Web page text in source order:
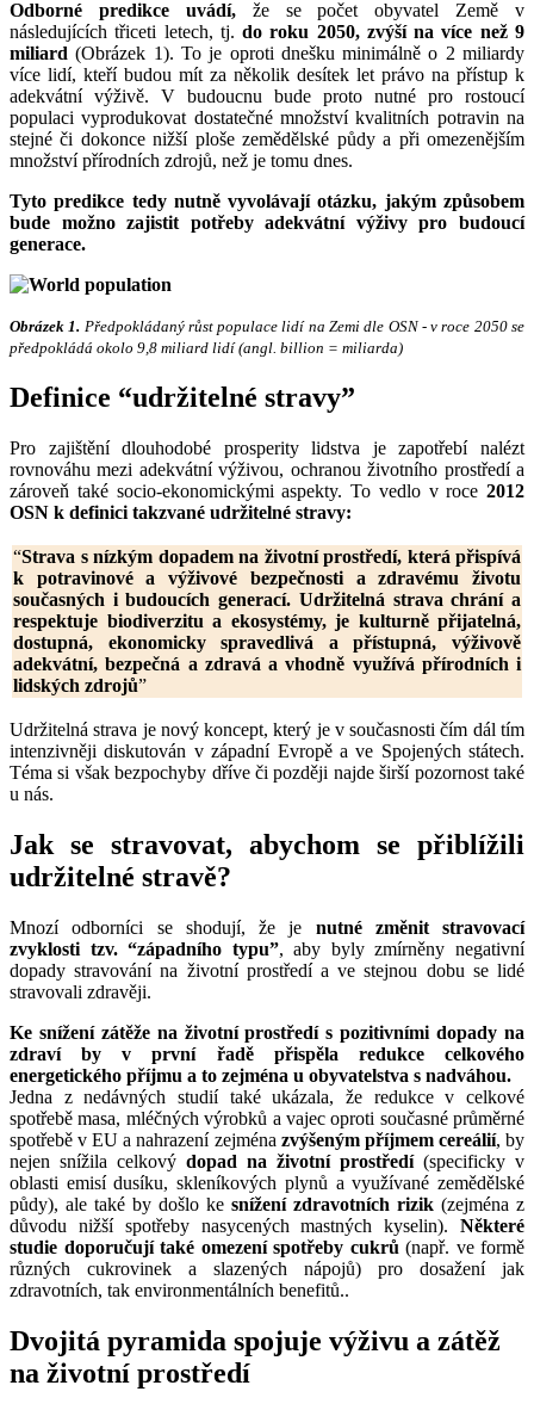
Odborné predikce uvádí,že se počet obyvatel Země v
následujících třiceti letech, tj.do roku 2050, zvýší na více než 9
miliard (Obrázek 1). To je oproti dnešku minimálně o 2 miliardy
více lidí, kteří budou mít za několik desítek let právo na přístup k
adekvátní výživě. V budoucnu bude proto nutné pro rostoucí
populaci vyprodukovat dostatečné množství kvalitních potravin na
stejné či dokonce nižší ploše zemědělské půdy a při omezenějším
množství přírodních zdrojů, než je tomu dnes.
Tyto predikce tedy nutně vyvolávají otázku, jakým způsobem
bude možno zajistit potřeby adekvátní výživy pro budoucí
generace.
Obrázek 1. Předpokládaný růst populace lidí na Zemi dle OSN - v roce 2050 se
předpokládá okolo 9,8 miliard lidí (angl. billion = miliarda)
Definice “udržitelné stravy”
Pro zajištění dlouhodobé prosperity lidstva je zapotřebí nalézt
rovnováhu mezi adekvátní výživou, ochranou životního prostředí a
zároveň také socio-ekonomickými aspekty. To vedlo v roce 2012
OSN k definici takzvané udržitelné stravy:
“Strava s nízkým dopadem na životní prostředí, která přispívá
k potravinové a výživové bezpečnosti a zdravému životu
současných i budoucích generací. Udržitelná strava chrání a
respektuje biodiverzitu a ekosystémy, je kulturně přijatelná,
dostupná, ekonomicky spravedlivá a přístupná, výživově
adekvátní, bezpečná a zdravá a vhodně využívá přírodních i
lidských zdrojů”
Udržitelná strava je nový koncept, který je v současnosti čím dál tím
intenzivněji diskutován v západní Evropě a ve Spojených státech.
Téma si však bezpochyby dříve či později najde širší pozornost také
u nás.
Jak se stravovat, abychom se přiblížili
udržitelné stravě?
Mnozí odborníci se shodují, že je nutné změnit stravovací
zvyklosti tzv. “západního typu”, aby byly zmírněny negativní
dopady stravování na životní prostředí a ve stejnou dobu se lidé
stravovali zdravěji.
Ke snížení zátěže na životní prostředí s pozitivními dopady na
zdraví by v první řadě přispěla redukce celkového
energetického příjmu a to zejména u obyvatelstva s nadváhou.
Jedna z nedávných studií také ukázala, že redukce v celkové
spotřebě masa, mléčných výrobků a vajec oproti současné průměrné
spotřebě v EU a nahrazení zejména zvýšeným příjmem cereálií, by
nejen snížila celkový dopad na životní prostředí(specificky v
oblasti emisí dusíku, skleníkových plynů a využívané zemědělské
půdy), ale také by došlo ke snížení zdravotních rizik (zejména z
důvodu nižší spotřeby nasycených mastných kyselin). Některé
studie doporučují také omezení spotřeby cukrů (např. ve formě
různých cukrovinek a slazených nápojů) pro dosažení jak
zdravotních, tak environmentálních benefitů..
Dvojitá pyramida spojuje výživu a zátěž
na životní prostředí